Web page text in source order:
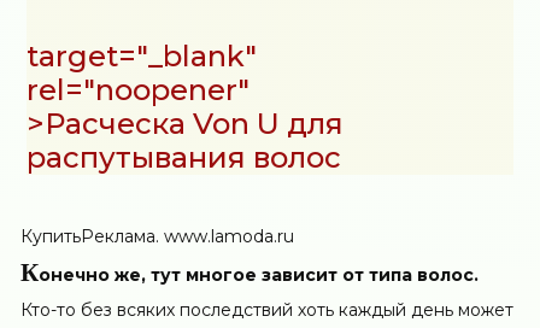
target="_blank"
rel="noopener"
>Расческа Von U для
распутывания волос
КупитьРеклама. www.lamoda.ru
Конечно же, тут многое зависит от типа волос.
Кто-то без всяких последствий хоть каждый день может